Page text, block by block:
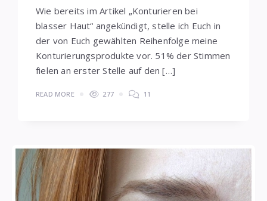
Wie bereits im Artikel „Konturieren bei
blasser Haut“ angekündigt, stelle ich Euch in
der von Euch gewählten Reihenfolge meine
Konturierungsprodukte vor. 51% der Stimmen
fielen an erster Stelle auf den […]
READ MORE 277 11